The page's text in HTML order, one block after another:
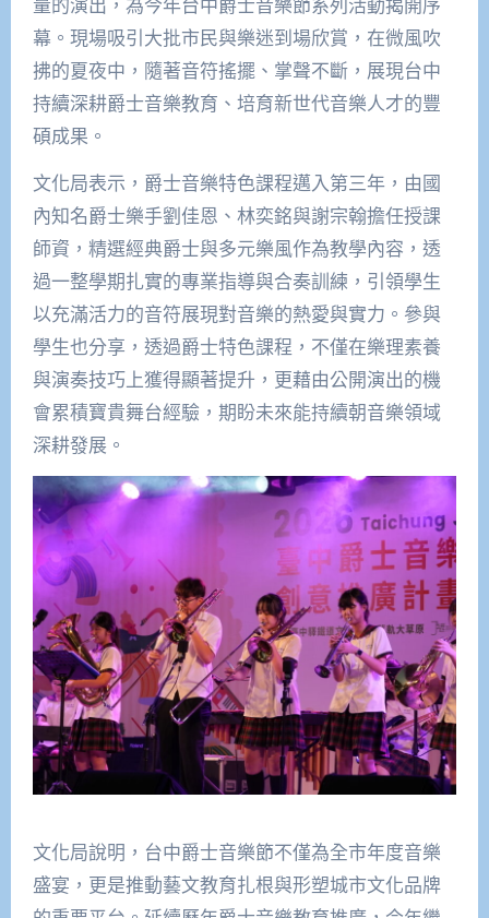
量的演出，為今年台中爵士音樂節系列活動揭開序
幕。現場吸引大批市民與樂迷到場欣賞，在微風吹
拂的夏夜中，隨著音符搖擺、掌聲不斷，展現台中
持續深耕爵士音樂教育、培育新世代音樂人才的豐
碩成果。
文化局表示，爵士音樂特色課程邁入第三年，由國
內知名爵士樂手劉佳恩、林奕銘與謝宗翰擔任授課
師資，精選經典爵士與多元樂風作為教學內容，透
過一整學期扎實的專業指導與合奏訓練，引領學生
以充滿活力的音符展現對音樂的熱愛與實力。參與
學生也分享，透過爵士特色課程，不僅在樂理素養
與演奏技巧上獲得顯著提升，更藉由公開演出的機
會累積寶貴舞台經驗，期盼未來能持續朝音樂領域
深耕發展。
文化局說明，台中爵士音樂節不僅為全市年度音樂
盛宴，更是推動藝文教育扎根與形塑城市文化品牌